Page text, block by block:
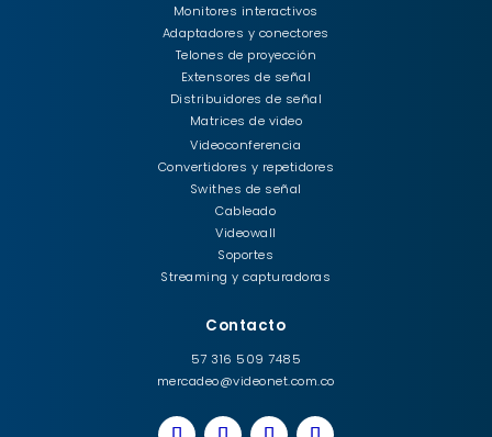
Monitores interactivos
Adaptadores y conectores
Telones de proyección
Extensores de señal
Distribuidores de señal
Matrices de video
Videoconferencia
Convertidores y repetidores
Swithes de señal
Cableado
Videowall
Soportes
Streaming y capturadoras
Contacto
57 316 509 7485
mercadeo@videonet.com.co